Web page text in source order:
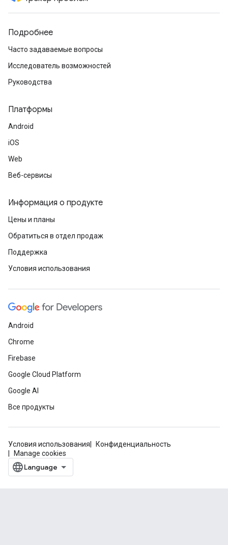
Подробнее
Часто задаваемые вопросы
Исследователь возможностей
Руководства
Платформы
Android
iOS
Web
Веб-сервисы
Информация о продукте
Цены и планы
Обратиться в отдел продаж
Поддержка
Условия использования
Android
Chrome
Firebase
Google Cloud Platform
Google AI
Все продукты
Условия использования
Конфиденциальность
Manage cookies